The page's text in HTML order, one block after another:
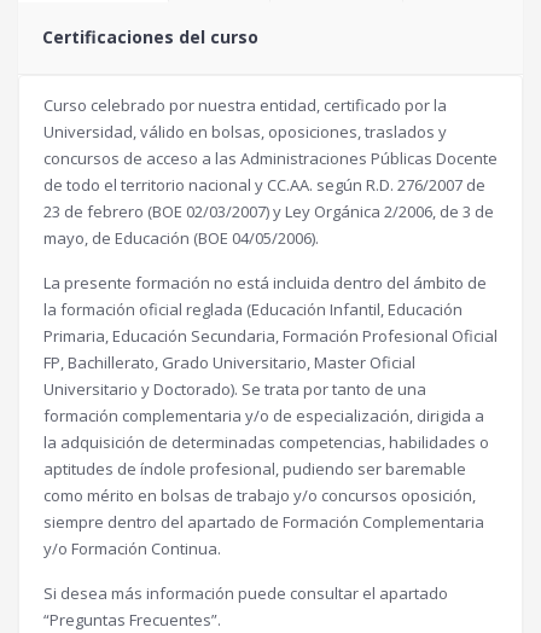
Certificaciones del curso
Curso celebrado por nuestra entidad, certificado por la
Universidad, válido en bolsas, oposiciones, traslados y
concursos de acceso a las Administraciones Públicas Docente
de todo el territorio nacional y CC.AA. según R.D. 276/2007 de
23 de febrero (BOE 02/03/2007) y Ley Orgánica 2/2006, de 3 de
mayo, de Educación (BOE 04/05/2006).
La presente formación no está incluida dentro del ámbito de
la formación oficial reglada (Educación Infantil, Educación
Primaria, Educación Secundaria, Formación Profesional Oficial
FP, Bachillerato, Grado Universitario, Master Oficial
Universitario y Doctorado). Se trata por tanto de una
formación complementaria y/o de especialización, dirigida a
la adquisición de determinadas competencias, habilidades o
aptitudes de índole profesional, pudiendo ser baremable
como mérito en bolsas de trabajo y/o concursos oposición,
siempre dentro del apartado de Formación Complementaria
y/o Formación Continua.
Si desea más información puede consultar el apartado
“Preguntas Frecuentes”.